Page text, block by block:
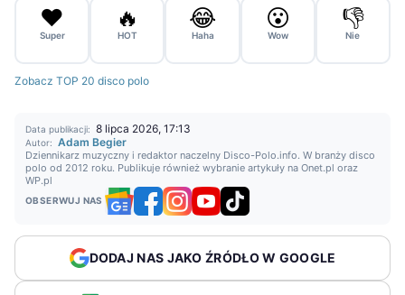
❤️
Super
🔥
HOT
😂
Haha
😮
Wow
👎
Nie
Zobacz TOP 20 disco polo
Data publikacji: 8 lipca 2026, 17:13
Autor: Adam Begier
Dziennikarz muzyczny i redaktor naczelny Disco-Polo.info. W branży disco
polo od 2012 roku. Publikuje również wybranie artykuły na Onet.pl oraz
WP.pl
OBSERWUJ NAS
DODAJ NAS JAKO ŹRÓDŁO W GOOGLE